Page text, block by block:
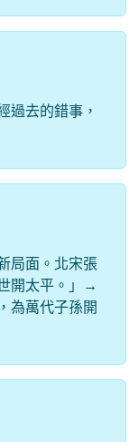
過去的錯事，
局面。北宋張
開太平。」→
為萬代子孫開